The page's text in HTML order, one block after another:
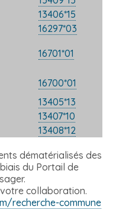
13406*15
16297*03
16701*01
16700*01
13405*13
13407*10
13408*12
dématérialisés des
du Portail de
collaboration.
recherche-commune